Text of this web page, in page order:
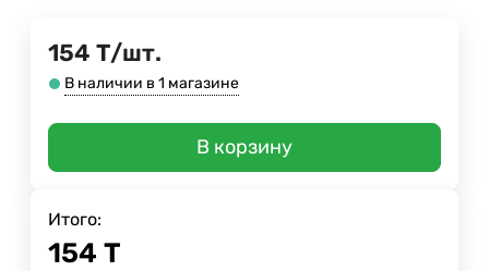
154 Т/шт.
В наличии в 1 магазине
В корзину
Итого:
154 Т